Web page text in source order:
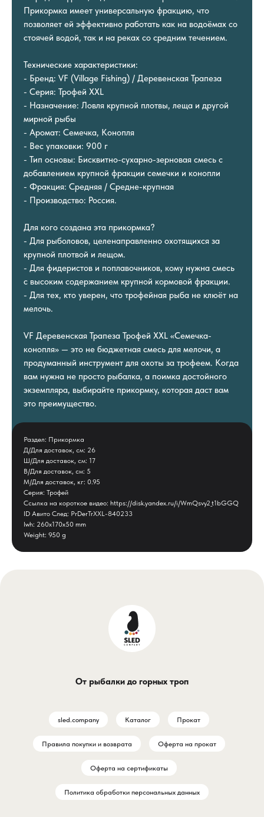
Прикормка имеет универсальную фракцию, что
позволяет ей эффективно работать как на водоёмах со
стоячей водой, так и на реках со средним течением.
Технические характеристики:
- Бренд: VF (Village Fishing) / Деревенская Трапеза
- Серия: Трофей XXL
- Назначение: Ловля крупной плотвы, леща и другой
мирной рыбы
- Аромат: Семечка, Конопля
- Вес упаковки: 900 г
- Тип основы: Бисквитно-сухарно-зерновая смесь с
добавлением крупной фракции семечки и конопли
- Фракция: Средняя / Средне-крупная
- Производство: Россия.
Для кого создана эта прикормка?
- Для рыболовов, целенаправленно охотящихся за
крупной плотвой и лещом.
- Для фидеристов и поплавочников, кому нужна смесь
с высоким содержанием крупной кормовой фракции.
- Для тех, кто уверен, что трофейная рыба не клюёт на
мелочь.
VF Деревенская Трапеза Трофей XXL «Семечка-
конопля» — это не бюджетная смесь для мелочи, а
продуманный инструмент для охоты за трофеем. Когда
вам нужна не просто рыбалка, а поимка достойного
экземпляра, выбирайте прикормку, которая даст вам
это преимущество.
Раздел: Прикормка
Д/Для доставок, см: 26
Ш/Для доставок, см: 17
В/Для доставок, см: 5
М/Для доставок, кг: 0.95
Серия: Трофей
Ссылка на короткое видео: https://disk.yandex.ru/i/WmQsvy2_t1bGGQ
ID Авито След: PrDerTrXXL-840233
lwh: 260x170x50 mm
Weight: 950 g
От рыбалки до горных троп
sled.company Каталог Прокат
Правила покупки и возврата Оферта на прокат
Оферта на сертификаты
Политика обработки персональных данных